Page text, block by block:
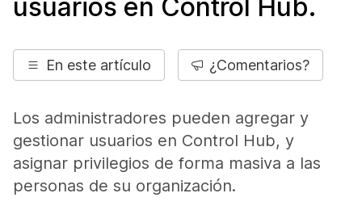
usuarios en Control Hub.
En este artículo ¿Comentarios?
Los administradores pueden agregar y
gestionar usuarios en Control Hub, y
asignar privilegios de forma masiva a las
personas de su organización.